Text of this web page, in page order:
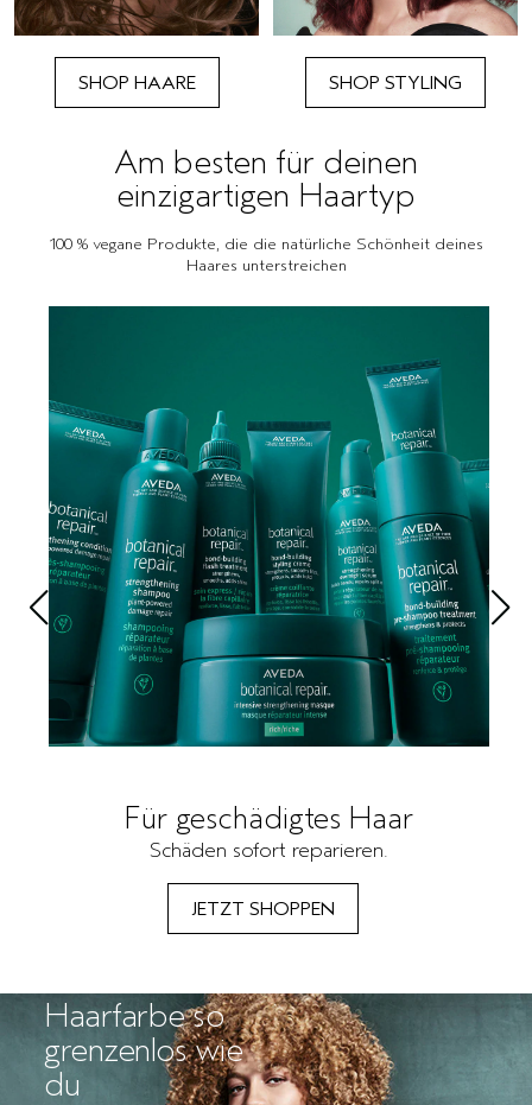
SHOP HAARE SHOP STYLING
Am besten für deinen
einzigartigen Haartyp
100 % vegane Produkte, die die natürliche Schönheit deines
Haares unterstreichen
Für geschädigtes Haar
Schäden sofort reparieren.
JETZT SHOPPEN
Haarfarbe so
grenzenlos wie
du